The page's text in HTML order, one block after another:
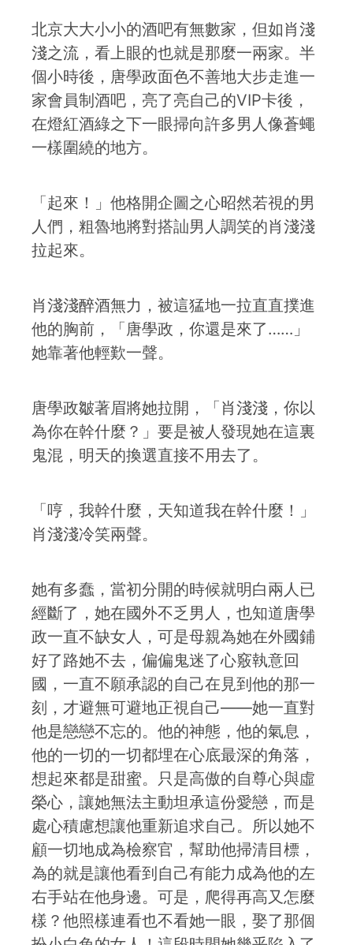
北京大大小小的酒吧有無數家，但如肖淺
淺之流，看上眼的也就是那麼一兩家。半
個小時後，唐學政面色不善地大步走進一
家會員制酒吧，亮了亮自己的VIP卡後，
在燈紅酒綠之下一眼掃向許多男人像蒼蠅
一樣圍繞的地方。
「起來！」他格開企圖之心昭然若視的男
人們，粗魯地將對搭訕男人調笑的肖淺淺
拉起來。
肖淺淺醉酒無力，被這猛地一拉直直撲進
他的胸前，「唐學政，你還是來了……」
她靠著他輕歎一聲。
唐學政皺著眉將她拉開，「肖淺淺，你以
為你在幹什麼？」要是被人發現她在這裏
鬼混，明天的換選直接不用去了。
「哼，我幹什麼，天知道我在幹什麼！」
肖淺淺冷笑兩聲。
她有多蠢，當初分開的時候就明白兩人已
經斷了，她在國外不乏男人，也知道唐學
政一直不缺女人，可是母親為她在外國鋪
好了路她不去，偏偏鬼迷了心竅執意回
國，一直不願承認的自己在見到他的那一
刻，才避無可避地正視自己——她一直對
他是戀戀不忘的。他的神態，他的氣息，
他的一切的一切都埋在心底最深的角落，
想起來都是甜蜜。只是高傲的自尊心與虛
榮心，讓她無法主動坦承這份愛戀，而是
處心積慮想讓他重新追求自己。所以她不
顧一切地成為檢察官，幫助他掃清目標，
為的就是讓他看到自己有能力成為他的左
右手站在他身邊。可是，爬得再高又怎麼
樣？他照樣連看也不看她一眼，娶了那個